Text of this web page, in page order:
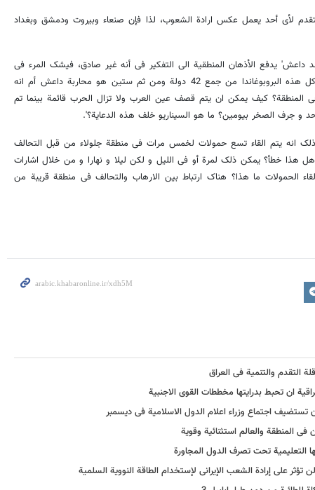
لأی أحد یعمل عکس ارادة الشعوب، لذا فإن صنعاء وبیروت ودمشق وبغداد
داعش' یدفع الأذهان المنطقیة الی التفکیر فی أنه غیر صادق، فیشک المرء فی
اهدافه. وسأل 'هل الهدف حقا من کل هذه البروبوغاندا من جمع 42 دولة ومن ثم ستین هو محاربة داعش أم انه
کیف یمکن ان یتم قصف عین العرب ولا تزال الحرب قائمة بینما تم
و جرف الصخر بیومین؟ ما هو السیناریو خلف هذه الدعایة؟'.
انه یتم القاء تسع حمولات لخمس مرات فی منطقة جلولاء من قبل التحالف
هذا خطأ؟ یمکن ذلک لمرة أو فی اللیل و لکن لیلا و نهارا و من خلال اشارات
الحمولات ما هذا؟ هناک ارتباط بین الارهاب والتحالف فی منطقة قریبة من
التقدم والتنمیة فی العراق
ان تحبط بدرایتها مخططات القوی الاجنبیة
تستضیف اجتماع وزراء اعلام الدول الاسلامیة فی دیسمبر
فی المنطقة والعالم استثنائیة وقویة
التعلیمیة تحت تصرف الدول المجاورة
علی إرادة الشعب الإیرانی لإستخدام الطاقة النوویة السلمیة